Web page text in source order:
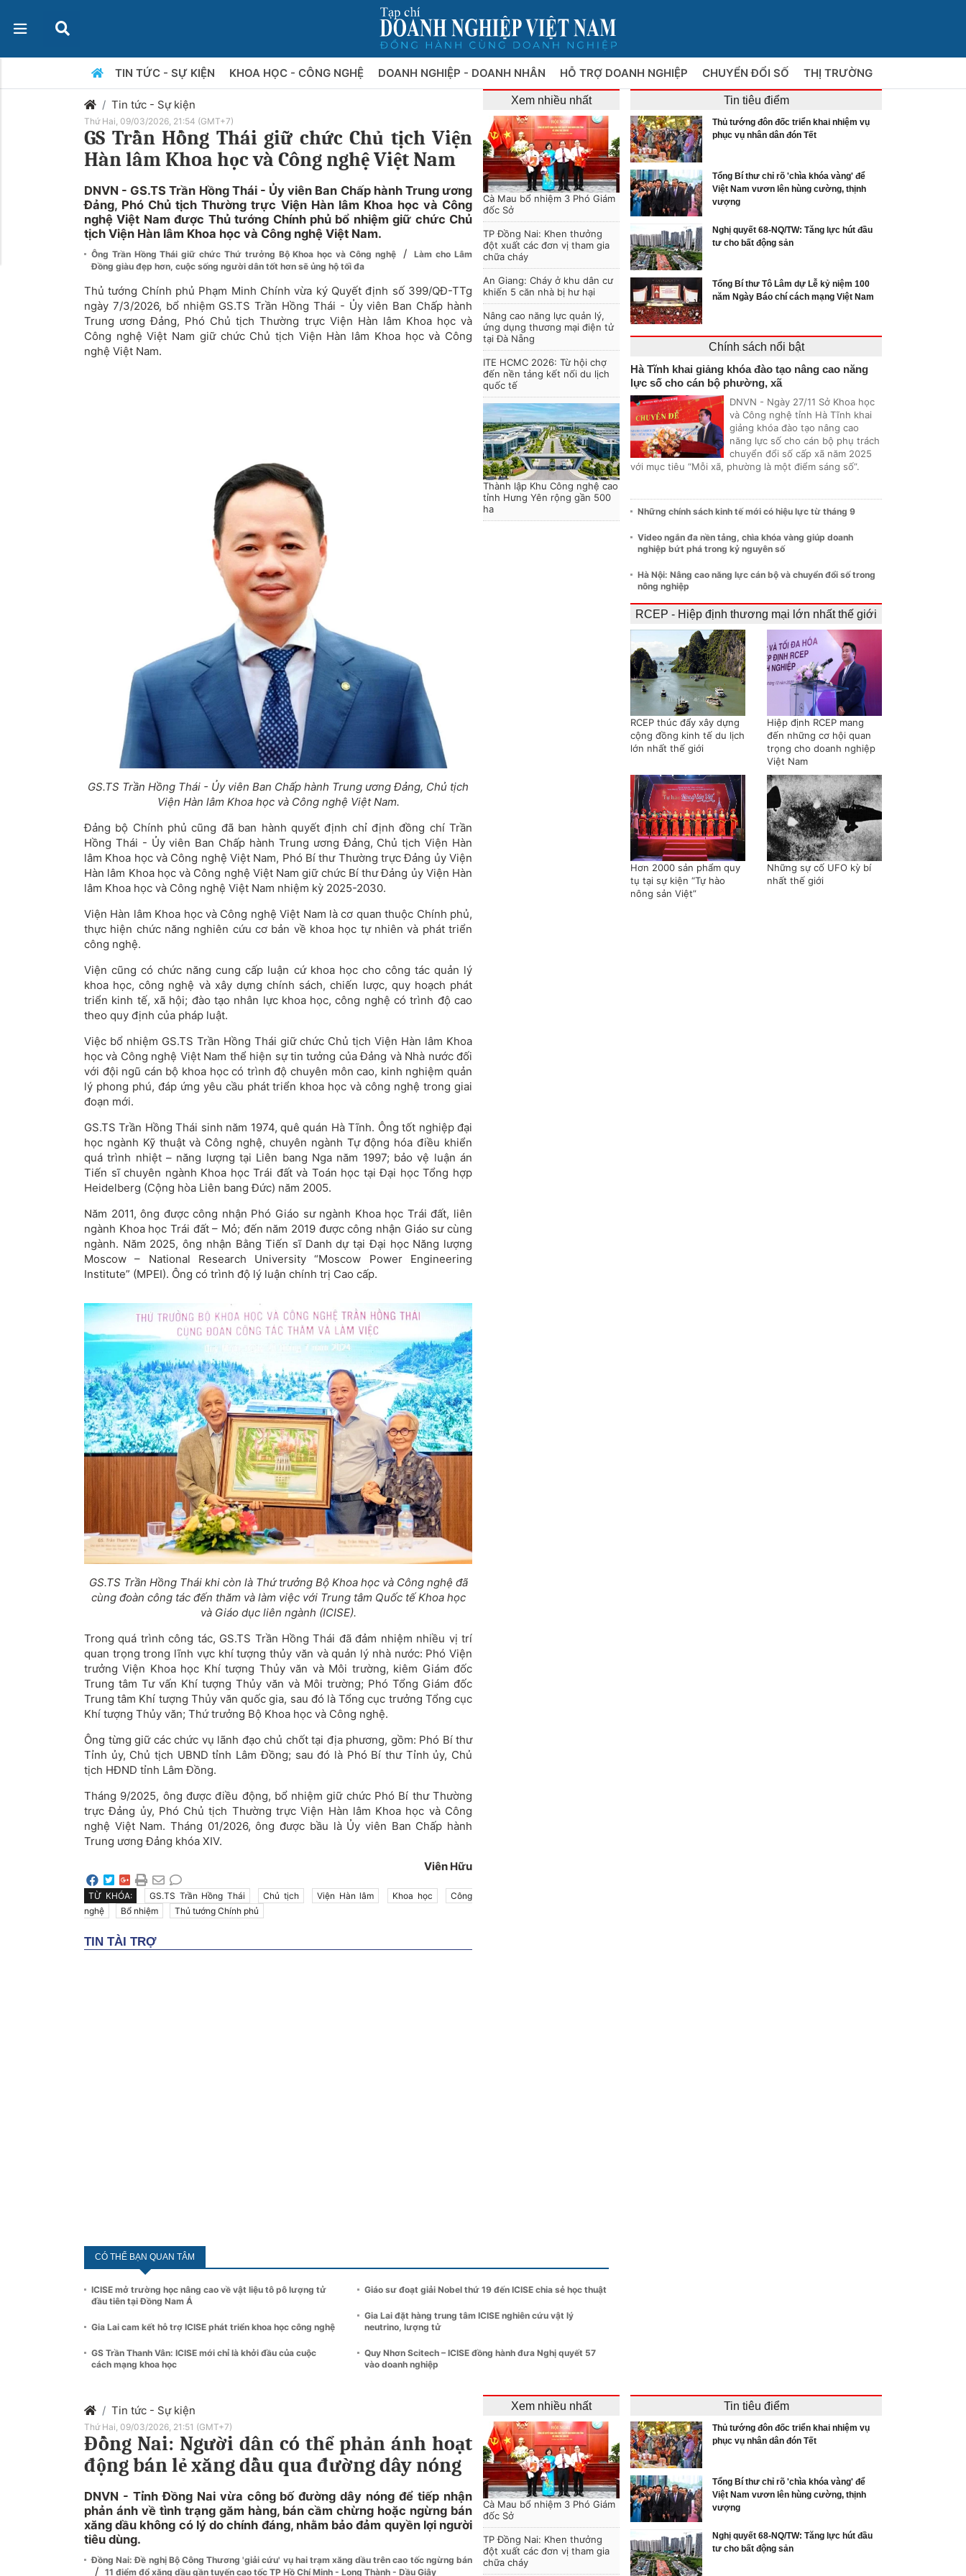
TIN TỨC - SỰ KIỆN KHOA HỌC - CÔNG NGHỆ DOANH NGHIỆP - DOANH NHÂN HỖ TRỢ DOANH NGHIỆP CHUYỂN ĐỔI SỐ THỊ TRƯỜNG
Tin tức - Sự kiện
Thứ Hai, 09/03/2026, 21:54 (GMT+7)
GS Trần Hồng Thái giữ chức Chủ tịch Viện
Hàn lâm Khoa học và Công nghệ Việt Nam
DNVN - GS.TS Trần Hồng Thái - Ủy viên Ban Chấp hành Trung ương
Đảng, Phó Chủ tịch Thường trực Viện Hàn lâm Khoa học và Công
nghệ Việt Nam được Thủ tướng Chính phủ bổ nhiệm giữ chức Chủ
tịch Viện Hàn lâm Khoa học và Công nghệ Việt Nam.
Ông Trần Hồng Thái giữ chức Thứ trưởng Bộ Khoa học và Công nghệ /
Làm cho Lâm
Đồng giàu đẹp hơn, cuộc sống người dân tốt hơn sẽ ủng hộ tối đa
Thủ tướng Chính phủ Phạm Minh Chính vừa ký Quyết định số 399/QĐ-TTg
ngày 7/3/2026, bổ nhiệm GS.TS Trần Hồng Thái - Ủy viên Ban Chấp hành
Trung ương Đảng, Phó Chủ tịch Thường trực Viện Hàn lâm Khoa học và
Công nghệ Việt Nam giữ chức Chủ tịch Viện Hàn lâm Khoa học và Công
nghệ Việt Nam.
GS.TS Trần Hồng Thái - Ủy viên Ban Chấp hành Trung ương Đảng, Chủ tịch
Viện Hàn lâm Khoa học và Công nghệ Việt Nam.
Đảng bộ Chính phủ cũng đã ban hành quyết định chỉ định đồng chí Trần
Hồng Thái - Ủy viên Ban Chấp hành Trung ương Đảng, Chủ tịch Viện Hàn
lâm Khoa học và Công nghệ Việt Nam, Phó Bí thư Thường trực Đảng ủy Viện
Hàn lâm Khoa học và Công nghệ Việt Nam giữ chức Bí thư Đảng ủy Viện Hàn
lâm Khoa học và Công nghệ Việt Nam nhiệm kỳ 2025-2030.
Viện Hàn lâm Khoa học và Công nghệ Việt Nam là cơ quan thuộc Chính phủ,
thực hiện chức năng nghiên cứu cơ bản về khoa học tự nhiên và phát triển
công nghệ.
Viện cũng có chức năng cung cấp luận cứ khoa học cho công tác quản lý
khoa học, công nghệ và xây dựng chính sách, chiến lược, quy hoạch phát
triển kinh tế, xã hội; đào tạo nhân lực khoa học, công nghệ có trình độ cao
theo quy định của pháp luật.
Việc bổ nhiệm GS.TS Trần Hồng Thái giữ chức Chủ tịch Viện Hàn lâm Khoa
học và Công nghệ Việt Nam thể hiện sự tin tưởng của Đảng và Nhà nước đối
với đội ngũ cán bộ khoa học có trình độ chuyên môn cao, kinh nghiệm quản
lý phong phú, đáp ứng yêu cầu phát triển khoa học và công nghệ trong giai
đoạn mới.
GS.TS Trần Hồng Thái sinh năm 1974, quê quán Hà Tĩnh. Ông tốt nghiệp đại
học ngành Kỹ thuật và Công nghệ, chuyên ngành Tự động hóa điều khiển
quá trình nhiệt – năng lượng tại Liên bang Nga năm 1997; bảo vệ luận án
Tiến sĩ chuyên ngành Khoa học Trái đất và Toán học tại Đại học Tổng hợp
Heidelberg (Cộng hòa Liên bang Đức) năm 2005.
Năm 2011, ông được công nhận Phó Giáo sư ngành Khoa học Trái đất, liên
ngành Khoa học Trái đất – Mỏ; đến năm 2019 được công nhận Giáo sư cùng
ngành. Năm 2025, ông nhận Bằng Tiến sĩ Danh dự tại Đại học Năng lượng
Moscow – National Research University “Moscow Power Engineering
Institute” (MPEI). Ông có trình độ lý luận chính trị Cao cấp.
GS.TS Trần Hồng Thái khi còn là Thứ trưởng Bộ Khoa học và Công nghệ đã
cùng đoàn công tác đến thăm và làm việc với Trung tâm Quốc tế Khoa học
và Giáo dục liên ngành (ICISE).
Trong quá trình công tác, GS.TS Trần Hồng Thái đã đảm nhiệm nhiều vị trí
quan trọng trong lĩnh vực khí tượng thủy văn và quản lý nhà nước: Phó Viện
trưởng Viện Khoa học Khí tượng Thủy văn và Môi trường, kiêm Giám đốc
Trung tâm Tư vấn Khí tượng Thủy văn và Môi trường; Phó Tổng Giám đốc
Trung tâm Khí tượng Thủy văn quốc gia, sau đó là Tổng cục trưởng Tổng cục
Khí tượng Thủy văn; Thứ trưởng Bộ Khoa học và Công nghệ.
Ông từng giữ các chức vụ lãnh đạo chủ chốt tại địa phương, gồm: Phó Bí thư
Tỉnh ủy, Chủ tịch UBND tỉnh Lâm Đồng; sau đó là Phó Bí thư Tỉnh ủy, Chủ
tịch HĐND tỉnh Lâm Đồng.
Tháng 9/2025, ông được điều động, bổ nhiệm giữ chức Phó Bí thư Thường
trực Đảng ủy, Phó Chủ tịch Thường trực Viện Hàn lâm Khoa học và Công
nghệ Việt Nam. Tháng 01/2026, ông được bầu là Ủy viên Ban Chấp hành
Trung ương Đảng khóa XIV.
Viên Hữu
TỪ KHÓA: GS.TS Trần Hồng Thái Chủ tịch Viện Hàn lâm Khoa học
Công
nghệ
Bổ nhiệm Thủ tướng Chính phủ
Xem nhiều nhất
Cà Mau bổ nhiệm 3 Phó Giám
đốc Sở
TP Đồng Nai: Khen thưởng
đột xuất các đơn vị tham gia
chữa cháy
An Giang: Cháy ở khu dân cư
khiến 5 căn nhà bị hư hại
Nâng cao năng lực quản lý,
ứng dụng thương mại điện tử
tại Đà Nẵng
ITE HCMC 2026: Từ hội chợ
đến nền tảng kết nối du lịch
quốc tế
Thành lập Khu Công nghệ cao
tỉnh Hưng Yên rộng gần 500
ha
CÓ THỂ BẠN QUAN TÂM
ICISE mở trường học nâng cao về vật liệu tô pô lượng tử
đầu tiên tại Đồng Nam Á
Gia Lai cam kết hỗ trợ ICISE phát triển khoa học công nghệ
GS Trần Thanh Vân: ICISE mới chỉ là khởi đầu của cuộc
cách mạng khoa học
Giáo sư đoạt giải Nobel thứ 19 đến ICISE chia sẻ học thuật
Gia Lai đặt hàng trung tâm ICISE nghiên cứu vật lý
neutrino, lượng tử
Quy Nhơn Scitech – ICISE đồng hành đưa Nghị quyết 57
vào doanh nghiệp
Tin tiêu điểm
Thủ tướng đôn đốc triển khai nhiệm vụ
phục vụ nhân dân đón Tết
Tổng Bí thư chỉ rõ 'chìa khóa vàng' để
Việt Nam vươn lên hùng cường, thịnh
vượng
Nghị quyết 68-NQ/TW: Tăng lực hút đầu
tư cho bất động sản
Tổng Bí thư Tô Lâm dự Lễ kỷ niệm 100
năm Ngày Báo chí cách mạng Việt Nam
Chính sách nổi bật
Hà Tĩnh khai giảng khóa đào tạo nâng cao năng
lực số cho cán bộ phường, xã
DNVN - Ngày 27/11 Sở Khoa học
và Công nghệ tỉnh Hà Tĩnh khai
giảng khóa đào tạo nâng cao
năng lực số cho cán bộ phụ trách
chuyển đổi số cấp xã năm 2025
với mục tiêu “Mỗi xã, phường là một điểm sáng số”.
Những chính sách kinh tế mới có hiệu lực từ tháng 9
Video ngắn đa nền tảng, chìa khóa vàng giúp doanh
nghiệp bứt phá trong kỷ nguyên số
Hà Nội: Nâng cao năng lực cán bộ và chuyển đổi số trong
nông nghiệp
RCEP - Hiệp định thương mại lớn nhất thế giới
RCEP thúc đẩy xây dựng
cộng đồng kinh tế du lịch
lớn nhất thế giới
Hiệp định RCEP mang
đến những cơ hội quan
trọng cho doanh nghiệp
Việt Nam
Hơn 2000 sản phẩm quy
tụ tại sự kiện “Tự hào
nông sản Việt”
Những sự cố UFO kỳ bí
nhất thế giới
Tin tức - Sự kiện
Thứ Hai, 09/03/2026, 21:51 (GMT+7)
Đồng Nai: Người dân có thể phản ánh hoạt
động bán lẻ xăng dầu qua đường dây nóng
DNVN - Tỉnh Đồng Nai vừa công bố đường dây nóng để tiếp nhận
phản ánh về tình trạng găm hàng, bán cầm chừng hoặc ngừng bán
xăng dầu không có lý do chính đáng, nhằm bảo đảm quyền lợi người
tiêu dùng.
Đồng Nai: Đề nghị Bộ Công Thương 'giải cứu' vụ hai trạm xăng dầu trên cao tốc ngừng bán
/ 11 điểm đổ xăng dầu gần tuyến cao tốc TP Hồ Chí Minh - Long Thành - Dầu Giây
Xem nhiều nhất
Cà Mau bổ nhiệm 3 Phó Giám
đốc Sở
TP Đồng Nai: Khen thưởng
đột xuất các đơn vị tham gia
chữa cháy
Tin tiêu điểm
Thủ tướng đôn đốc triển khai nhiệm vụ
phục vụ nhân dân đón Tết
Tổng Bí thư chỉ rõ 'chìa khóa vàng' để
Việt Nam vươn lên hùng cường, thịnh
vượng
Nghị quyết 68-NQ/TW: Tăng lực hút đầu
tư cho bất động sản